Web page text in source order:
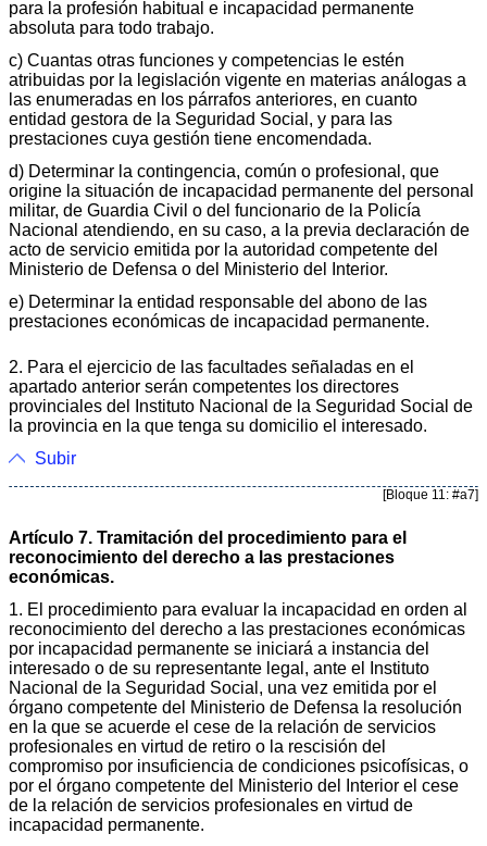
para la profesión habitual e incapacidad permanente
absoluta para todo trabajo.
c) Cuantas otras funciones y competencias le estén
atribuidas por la legislación vigente en materias análogas a
las enumeradas en los párrafos anteriores, en cuanto
entidad gestora de la Seguridad Social, y para las
prestaciones cuya gestión tiene encomendada.
d) Determinar la contingencia, común o profesional, que
origine la situación de incapacidad permanente del personal
militar, de Guardia Civil o del funcionario de la Policía
Nacional atendiendo, en su caso, a la previa declaración de
acto de servicio emitida por la autoridad competente del
Ministerio de Defensa o del Ministerio del Interior.
e) Determinar la entidad responsable del abono de las
prestaciones económicas de incapacidad permanente.
2. Para el ejercicio de las facultades señaladas en el
apartado anterior serán competentes los directores
provinciales del Instituto Nacional de la Seguridad Social de
la provincia en la que tenga su domicilio el interesado.
Subir
[Bloque 11: #a7]
Artículo 7. Tramitación del procedimiento para el
reconocimiento del derecho a las prestaciones
económicas.
1. El procedimiento para evaluar la incapacidad en orden al
reconocimiento del derecho a las prestaciones económicas
por incapacidad permanente se iniciará a instancia del
interesado o de su representante legal, ante el Instituto
Nacional de la Seguridad Social, una vez emitida por el
órgano competente del Ministerio de Defensa la resolución
en la que se acuerde el cese de la relación de servicios
profesionales en virtud de retiro o la rescisión del
compromiso por insuficiencia de condiciones psicofísicas, o
por el órgano competente del Ministerio del Interior el cese
de la relación de servicios profesionales en virtud de
incapacidad permanente.